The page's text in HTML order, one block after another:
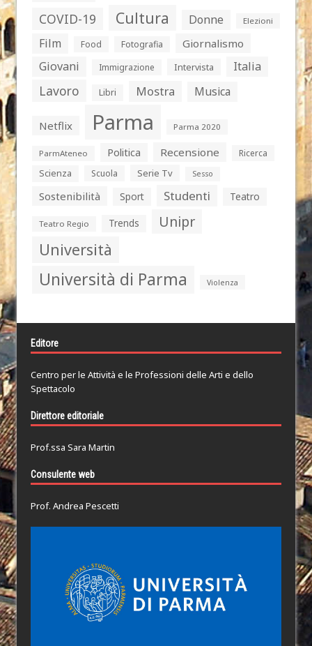
COVID-19 Cultura Donne Elezioni
Film Food Fotografia Giornalismo
Giovani Immigrazione Intervista Italia
Lavoro Libri Mostra Musica
Netflix Parma Parma 2020
ParmAteneo Politica Recensione
Ricerca
Scienza
Scuola Serie Tv Sesso
Sostenibilità Sport Studenti Teatro
Teatro Regio Trends Unipr
Università
Università di Parma Violenza
Editore
Centro per le Attività e le Professioni delle Arti e dello
Spettacolo
Direttore editoriale
Prof.ssa Sara Martin
Consulente web
Prof. Andrea Pescetti